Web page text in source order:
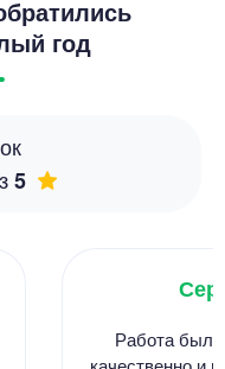
год
5
Работа